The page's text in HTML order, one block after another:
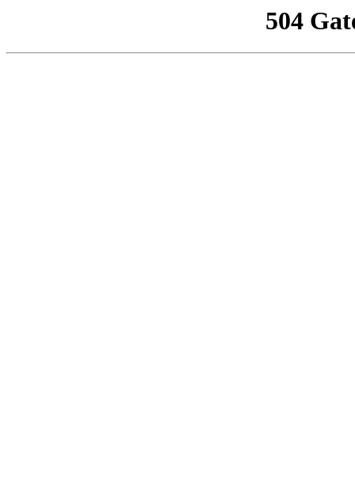
504